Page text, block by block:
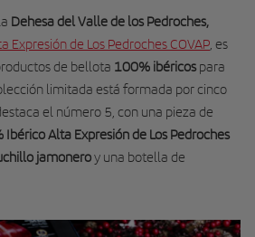
Dehesa del Valle de los Pedroches,
Expresión de Los Pedroches COVAP , es
de bellota 100% ibéricos para
limitada está formada por cinco
el número 5, con una pieza de
Alta Expresión de Los Pedroches
jamoneroy una botella de